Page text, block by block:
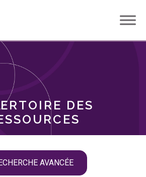
DES
AVANCÉE